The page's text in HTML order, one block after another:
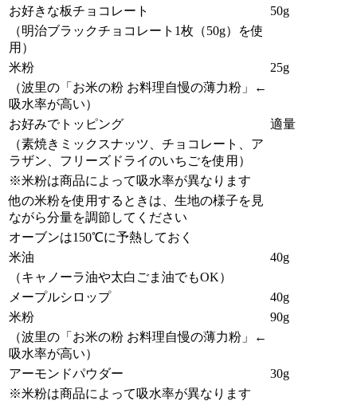
お好きな板チョコレート
50g
（明治ブラックチョコレート1枚（50g）を使
用）
米粉
25g
（波里の「お米の粉 お料理自慢の薄力粉」←
吸水率が高い）
お好みでトッピング
適量
（素焼きミックスナッツ、チョコレート、ア
ラザン、フリーズドライのいちごを使用）
※米粉は商品によって吸水率が異なります
他の米粉を使用するときは、生地の様子を見
ながら分量を調節してください
オーブンは150℃に予熱しておく
米油
40g
（キャノーラ油や太白ごま油でもOK）
メープルシロップ
40g
米粉
90g
（波里の「お米の粉 お料理自慢の薄力粉」←
吸水率が高い）
アーモンドパウダー
30g
※米粉は商品によって吸水率が異なります